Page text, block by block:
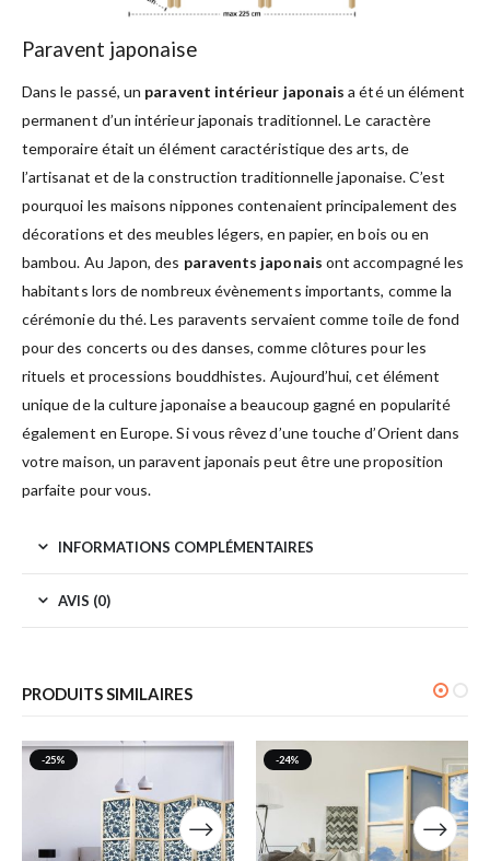
Paravent japonaise
Dans le passé, un paravent intérieur japonais a été un élément
permanent d’un intérieur japonais traditionnel. Le caractère
temporaire était un élément caractéristique des arts, de
l’artisanat et de la construction traditionnelle japonaise. C’est
pourquoi les maisons nippones contenaient principalement des
décorations et des meubles légers, en papier, en bois ou en
bambou. Au Japon, des paravents japonais ont accompagné les
habitants lors de nombreux évènements importants, comme la
cérémonie du thé. Les paravents servaient comme toile de fond
pour des concerts ou des danses, comme clôtures pour les
rituels et processions bouddhistes. Aujourd’hui, cet élément
unique de la culture japonaise a beaucoup gagné en popularité
également en Europe. Si vous rêvez d’une touche d’Orient dans
votre maison, un paravent japonais peut être une proposition
parfaite pour vous.
INFORMATIONS COMPLÉMENTAIRES
AVIS (0)
PRODUITS SIMILAIRES
-25% -24%